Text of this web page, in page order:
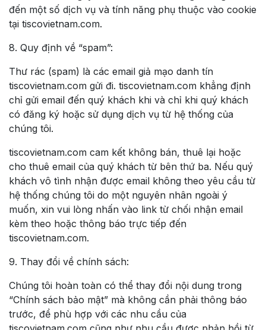
đến một số dịch vụ và tính năng phụ thuộc vào cookie
tại tiscovietnam.com.
8. Quy định về “spam”:
Thư rác (spam) là các email giả mạo danh tín
tiscovietnam.com gửi đi. tiscovietnam.com khẳng định
chỉ gửi email đến quý khách khi và chỉ khi quý khách
có đăng ký hoặc sử dụng dịch vụ từ hệ thống của
chúng tôi.
tiscovietnam.com cam kết không bán, thuê lại hoặc
cho thuê email của quý khách từ bên thứ ba. Nếu quý
khách vô tình nhận được email không theo yêu cầu từ
hệ thống chúng tôi do một nguyên nhân ngoài ý
muốn, xin vui lòng nhấn vào link từ chối nhận email
kèm theo hoặc thông báo trực tiếp đến
tiscovietnam.com.
9. Thay đổi về chính sách:
Chúng tôi hoàn toàn có thể thay đổi nội dung trong
“Chính sách bảo mật” mà không cần phải thông báo
trước, để phù hợp với các nhu cầu của